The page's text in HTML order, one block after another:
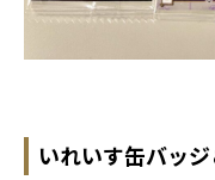
いれいす缶バッ